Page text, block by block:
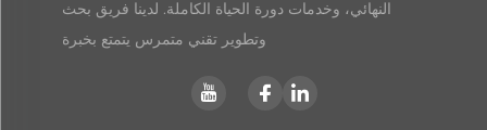
النهائي، وخدمات دورة الحياة الكاملة. لدينا فريق بحث
وتطوير تقني متمرس يتمتع بخبرة